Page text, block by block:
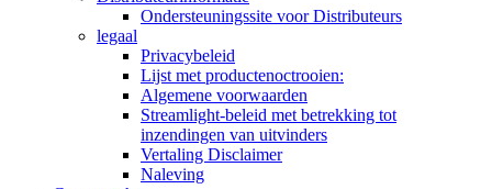
Ondersteuningssite voor Distributeurs
legaal
Privacybeleid
Lijst met productenoctrooien:
Algemene voorwaarden
Streamlight-beleid met betrekking tot
inzendingen van uitvinders
Vertaling Disclaimer
Naleving